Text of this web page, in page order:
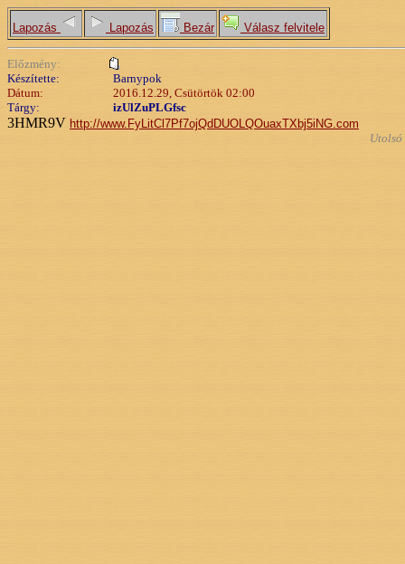
Lapozás Lapozás Bezár Válasz felvitele
Előzmény:
Készítette:
Barnypok
Dátum:
2016.12.29, Csütörtök 02:00
Tárgy:
izUlZuPLGfsc
3HMR9V http://www.FyLitCl7Pf7ojQdDUOLQOuaxTXbj5iNG.com